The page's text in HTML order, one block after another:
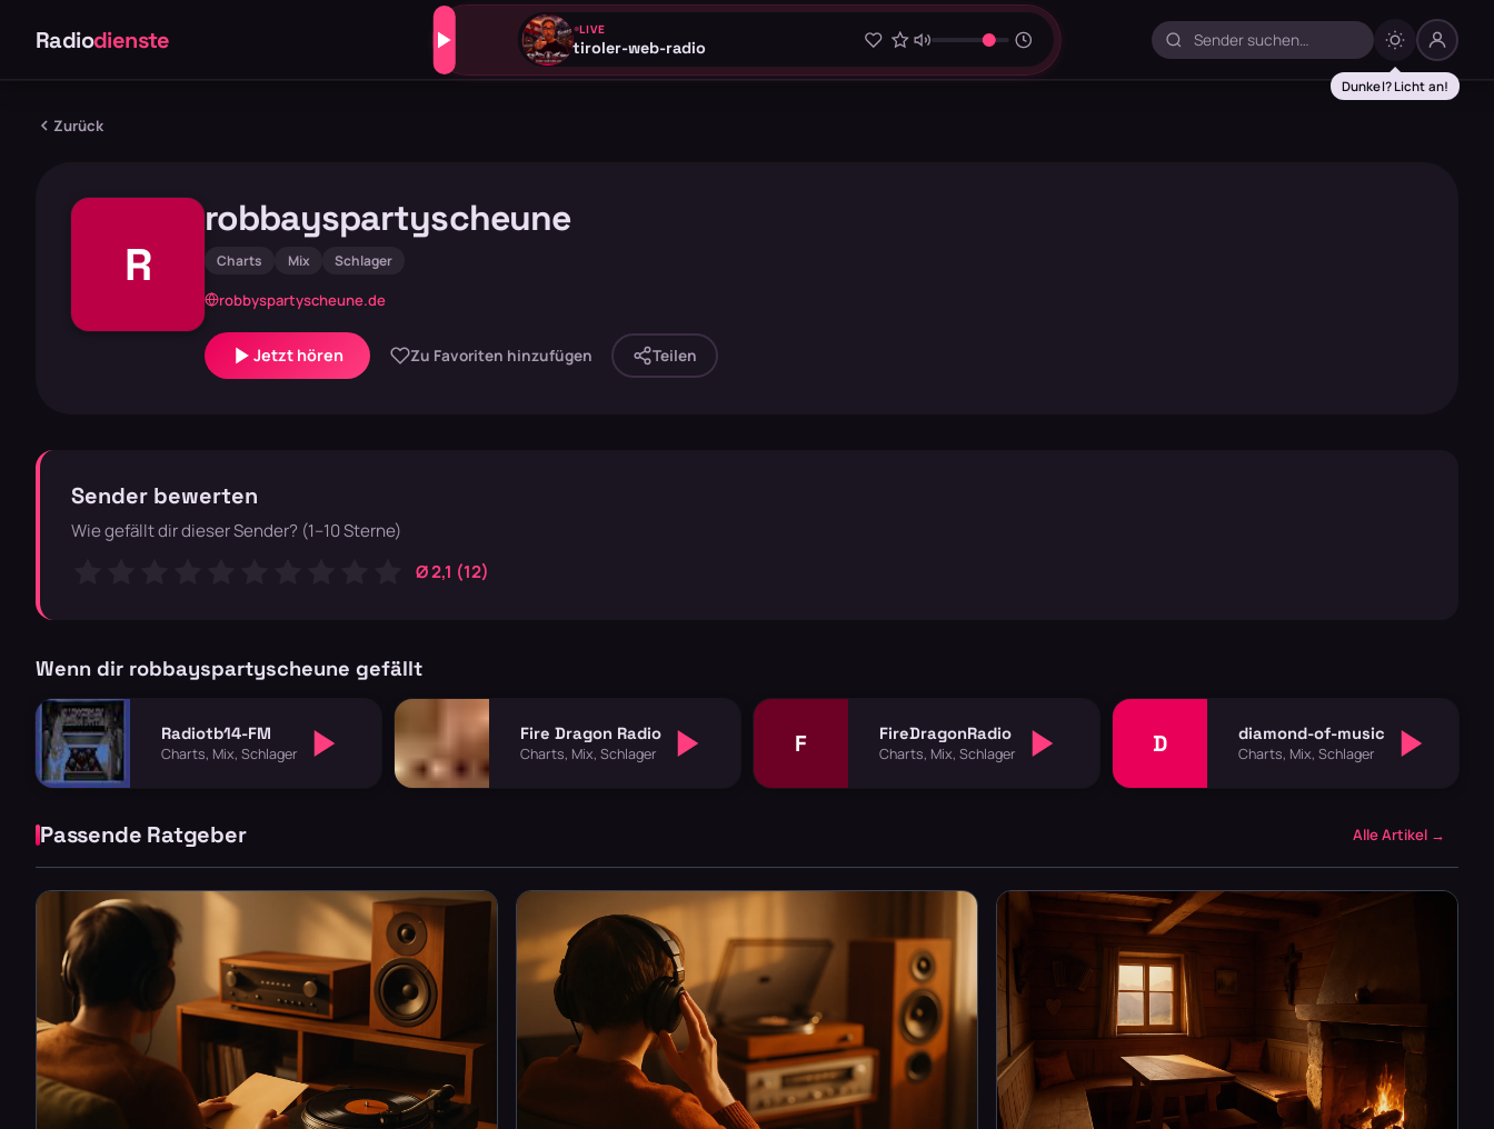
Radiodienste LIVE
tiroler-web-radio
Zurück
R
robbayspartyscheune
Charts Mix Schlager
robbyspartyscheune.de
Jetzt hören Zu Favoriten hinzufügen Teilen
Sender bewerten
Wie gefällt dir dieser Sender? (1–10 Sterne)
Ø 2,1 (12)
Wenn dir robbayspartyscheune gefällt
Radiotb14-FM
Charts, Mix, Schlager
Fire Dragon Radio
Charts, Mix, Schlager F FireDragonRadio
Charts, Mix, Schlager D diamond-of-music
Charts, Mix, Schlager
Passende Ratgeber Alle Artikel →